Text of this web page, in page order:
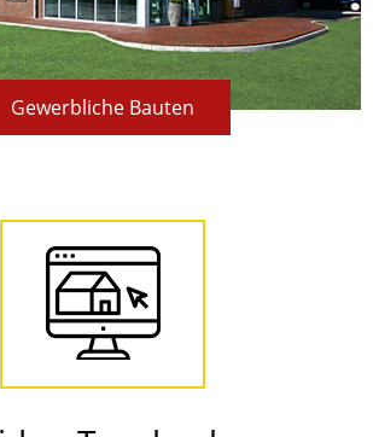
Gewerbliche Bauten